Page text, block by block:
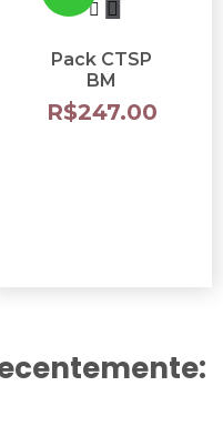
Pack CTSP
BM
R$247.00